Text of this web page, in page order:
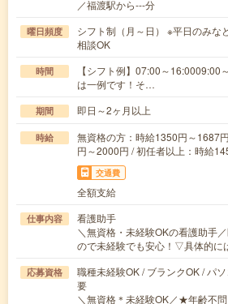
／福渡駅から---分
曜日頻度
シフト制（月～日） ※平日のみな
相談OK
時間
【シフト例】07:00～
は一例です！そ…
期間 即日～2ヶ月以上
時給
無資格の方：時給1350円～1687
円～2000円 / 初任者以上：時給
交通費
全額支給
仕事内容
看護助手
＼無資格・未経験OKの看護助手
ので未経験でも安心！▽具体的
応募資格
職種未経験OK / ブランクOK / パ
要
＼無資格＊未経験OK／★年齢不